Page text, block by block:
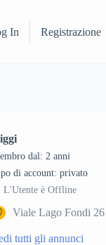
In Registrazione
dal: 2 anni
di account: privato
L'Utente è Offline
Viale Lago Fondi 26
tutti gli annunci